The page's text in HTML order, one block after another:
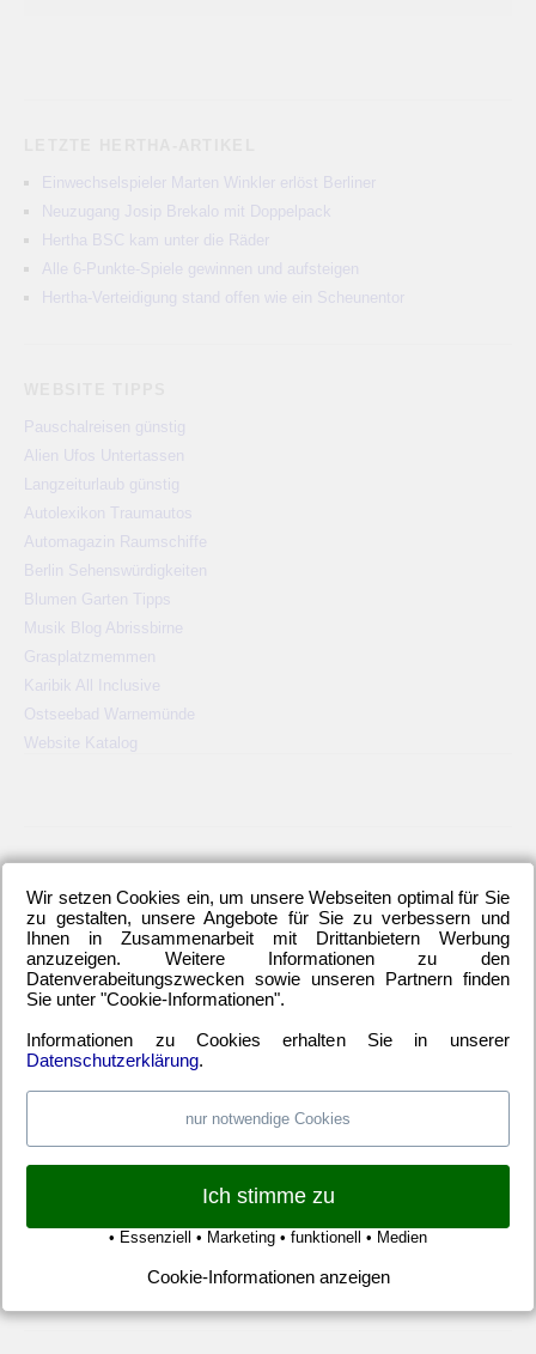
Einwechselspieler Marten Winkler erlöst Berliner
Neuzugang Josip Brekalo mit Doppelpack
Hertha BSC kam unter die Räder
Alle 6-Punkte-Spiele gewinnen und aufsteigen
Hertha-Verteidigung stand offen wie ein Scheunentor
Pauschalreisen günstig
Alien Ufos Untertassen
Langzeiturlaub günstig
Autolexikon Traumautos
Automagazin Raumschiffe
Berlin Sehenswürdigkeiten
Blumen Garten Tipps
Musik Blog Abrissbirne
Grasplatzmemmen
Karibik All Inclusive
Ostseebad Warnemünde
Website Katalog
2. Bundesliga (148) Allgemeines(23) Blauer Montag(22)
Bundesliga(445) DFB-Auswahl (17) DFB-Pokal(62)
EM(21) Freundschaftsspiel Hertha BSC Berlin (699)
Relegationsspiel(4) Schiedsrichter
Anmelden Eintrags-Feed Kommentar-Feed WordPress.org
Wir setzen Cookies ein, um unsere Webseiten optimal für Sie
zu gestalten, unsere Angebote für Sie zu verbessern und
Ihnen in Zusammenarbeit mit Drittanbietern Werbung
anzuzeigen. Weitere Informationen zu den
Datenverabeitungszwecken sowie unseren Partnern finden
Sie unter "Cookie-Informationen".
Informationen zu Cookies erhalten Sie in unserer
Datenschutzerklärung.
nur notwendige Cookies
Ich stimme zu
• Essenziell • Marketing • funktionell • Medien
Cookie-Informationen anzeigen